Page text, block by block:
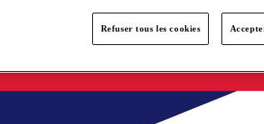
Refuser tous les cookies